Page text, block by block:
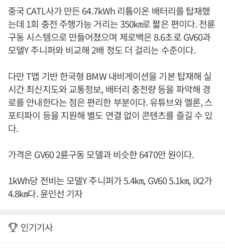
중국 CATL사가 만든 64.7kWh 리튬이온 배터리를 탑재했
는데 1회 충전 주행가능 거리는 350㎞로 짧은 편이다. 전륜
구동 시스템으로 만들어졌으며 제로백은 8.6초로 GV60과
모델Y 주니퍼와 비교해 2배 정도 더 걸리는 수준이다.
다만 T맵 기반 한국형 BMW 내비게이션을 기본 탑재해 실
시간 최신지도와 교통정보, 배터리 충전량 등을 파악해 경
로를 안내한다는 점은 편리한 부분이다. 유튜브와 멜론, 스
포티파이 등을 지원해 별도 연결 없이 콘텐츠를 즐길 수 있
다.
가격은 GV60 2륜구동 모델과 비슷한 6470만 원이다.
1kWh당 전비는 모델Y 주니퍼가 5.4㎞, GV60 5.1㎞, iX2가
4.8㎞다. 윤인선 기자
인기기사